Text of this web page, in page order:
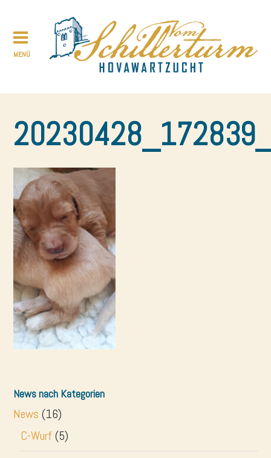
News nach Kategorien
News (16)
C-Wurf (5)